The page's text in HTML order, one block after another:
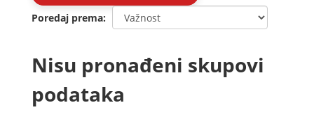
Poredaj prema
Nisu pronađeni skupovi
podataka